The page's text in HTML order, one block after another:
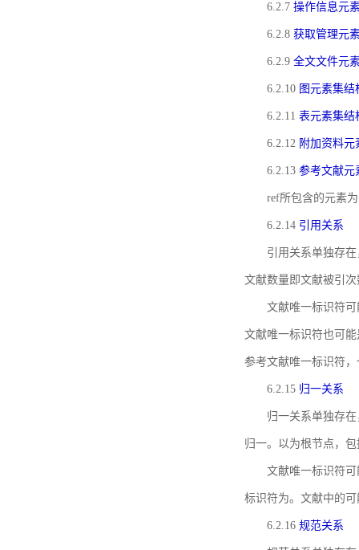
6.2.7 操作信息元
6.2.8 获取管理元
6.2.9 全文文件元
6.2.10 图元素集结
6.2.11 表元素集结
6.2.12 附加资料元
6.2.13 参考文献元
ref所包含的元素
6.2.14 引用关系
引用关系单独存
文献数量即文献被引
文献唯一标识符
文献唯一标识符也可
参考文献唯一标识符
6.2.15 归一关系
归一关系单独存
归一。以为根节点，
文献唯一标识符
标识符为。文献中的
6.2.16 规范关系